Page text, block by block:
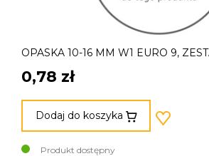
OPASKA 10-16 MM W1 EURO 9,
0,78 zł
Dodaj do koszyka
Produkt dostępny